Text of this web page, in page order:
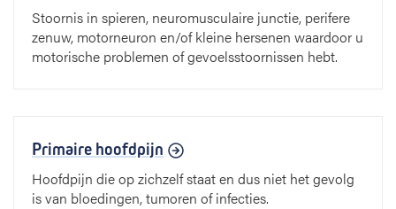
Stoornis in spieren, neuromusculaire junctie, perifere
zenuw, motorneuron en/of kleine hersenen waardoor u
motorische problemen of gevoelsstoornissen hebt.
Primaire hoofdpijn
Hoofdpijn die op zichzelf staat en dus niet het gevolg
is van bloedingen, tumoren of infecties.